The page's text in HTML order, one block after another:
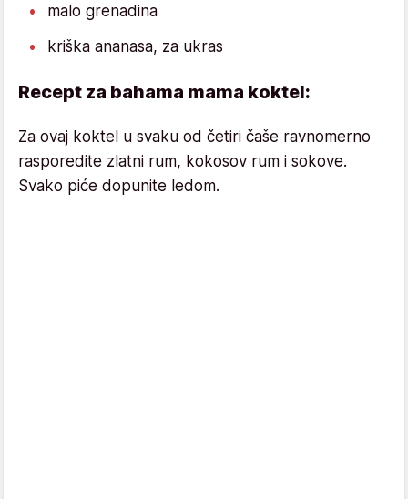
malo grenadina
kriška ananasa, za ukras
Recept za bahama mama koktel:
Za ovaj koktel u svaku od četiri čaše ravnomerno
rasporedite zlatni rum, kokosov rum i sokove.
Svako piće dopunite ledom.